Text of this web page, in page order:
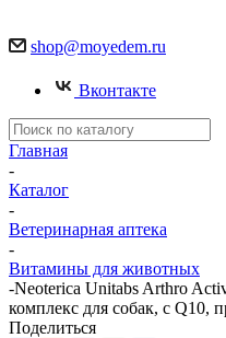
shop@moyedem.ru
Вконтакте
Главная
-
Каталог
-
Ветеринарная аптека
-
Витамины для животных
-Neoterica Unitabs Arthro
комплекс для собак, c Q10,
Поделиться